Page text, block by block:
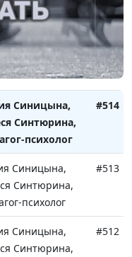
психолог
Синицына,
Синтюрина,
психолог
#515
Синицына,
Синтюрина,
психолог
#514
Синицына,
Синтюрина,
психолог
#513
Синицына,
Синтюрина,
#512